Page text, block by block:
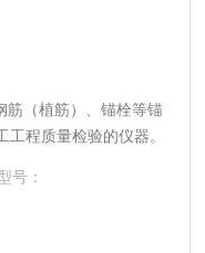
筋（植筋）、锚栓等锚
程质量检验的仪器。
号：